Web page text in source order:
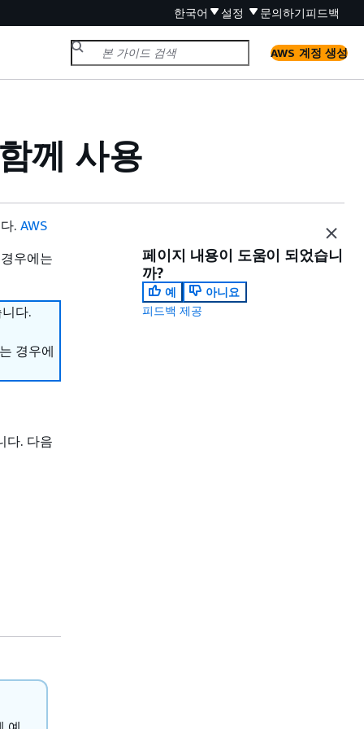
한국어 설정 문의하기피드백
AWS 계정 생성
함께 사용
. AWS
우에는
다.
경우에
다. 다음
페이지 내용이 도움이 되었습니
까?
예
아니요
피드백 제공